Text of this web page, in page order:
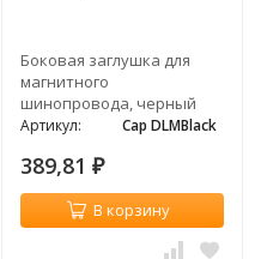
Боковая заглушка для
магнитного
шинопровода, черный
Артикул: Cap DLMBlack
389,81 ₽
В корзину